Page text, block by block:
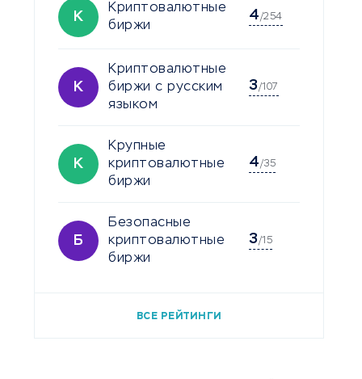
К
Криптовалютные
биржи
4/254
К
Криптовалютные
биржи с русским
языком
3/107
К
Крупные
криптовалютные
биржи
4/35
Б
Безопасные
криптовалютные
биржи
3/15
ВСЕ РЕЙТИНГИ